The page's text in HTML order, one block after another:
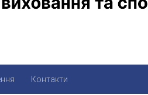
Контакти